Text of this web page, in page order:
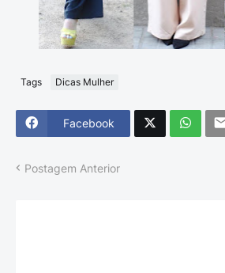
Tags Dicas Mulher
Facebook
Postagem Anterior